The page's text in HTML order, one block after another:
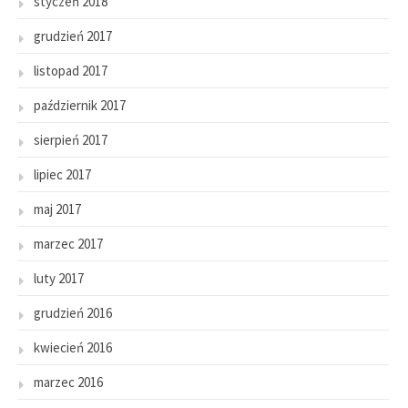
grudzień 2017
listopad 2017
październik 2017
sierpień 2017
lipiec 2017
maj 2017
marzec 2017
luty 2017
grudzień 2016
kwiecień 2016
marzec 2016